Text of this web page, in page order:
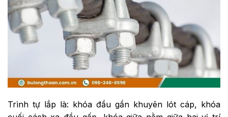
Trình tự lắp là: khóa đầu gần khuyên lót cáp, khóa